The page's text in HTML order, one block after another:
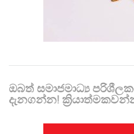
ඔබත් සමාජමාධ්‍ය
දැනගන්න!